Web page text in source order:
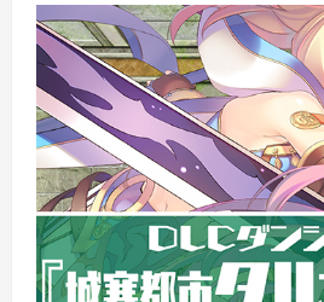
ン
ト
ラ
ベ
ラ
ー
ズ
コ
ン
プ
リ
ー
ト
バ
ン
ド
ル